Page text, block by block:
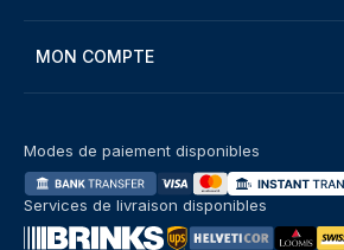
MON COMPTE
Modes de paiement disponibles
Services de livraison disponibles